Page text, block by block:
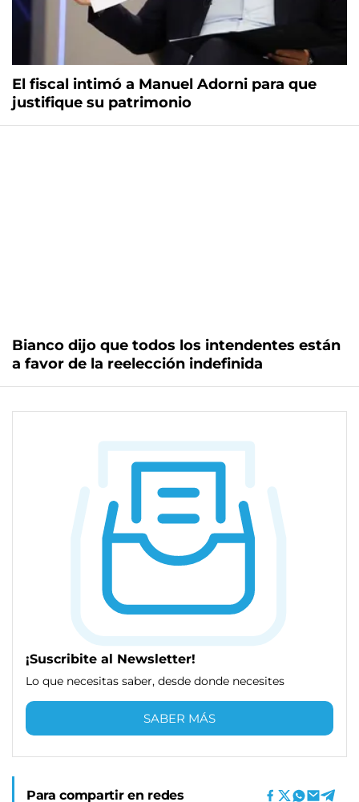
El fiscal intimó a Manuel Adorni para que
justifique su patrimonio
Bianco dijo que todos los intendentes están
a favor de la reelección indefinida
¡Suscribite al Newsletter!
Lo que necesitas saber, desde donde necesites
SABER MÁS
Para compartir en redes